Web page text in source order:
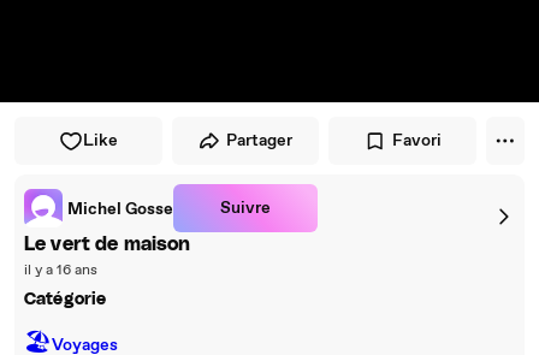
Like Partager Favori
Michel Gosse Suivre
Le vert de maison
il y a 16 ans
Catégorie
🏖Voyages